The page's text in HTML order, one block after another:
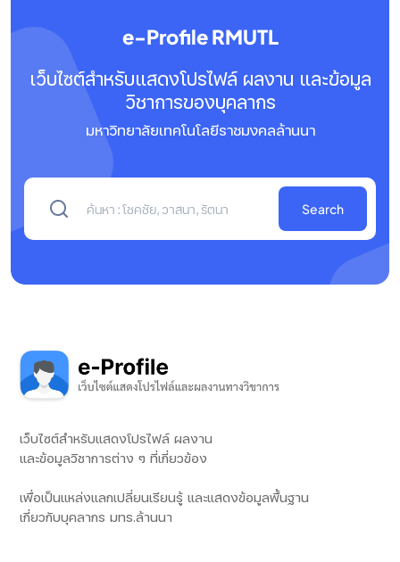
e-Profile RMUTL
เว็บไซต์สำหรับแสดงโปรไฟล์ ผลงาน และข้อมูล
วิชาการของบุคลากร
มหาวิทยาลัยเทคโนโลยีราชมงคลล้านนา
Search
เว็บไซต์สำหรับแสดงโปรไฟล์ ผลงาน
และข้อมูลวิชาการต่าง ๆ ที่เกี่ยวข้อง
เพื่อเป็นแหล่งแลกเปลี่ยนเรียนรู้ และแสดงข้อมูลพื้นฐาน
เกี่ยวกับบุคลากร มทร.ล้านนา